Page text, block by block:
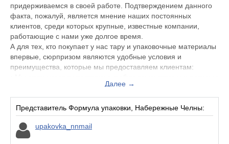
придерживаемся в своей работе. Подтверждением данного
факта, пожалуй, является мнение наших постоянных
клиентов, среди которых крупные, известные компании,
работающие с нами уже долгое время.
А для тех, кто покупает у нас тару и упаковочные материалы
впервые, сюрпризом являются удобные условия и
преимущества, которые мы предоставляем клиентам:
СНГ за минимальные сроки;
• Стараемся сохранять наиболее привлекательные и
выгодные оптовые цены;
• Изготавливаем широкий ассортимент упаковочных
материалов, используя собственное, современное
оборудование.
Далее →
Представитель Формула упаковки, Набережные Челны:
upakovka_nnmail